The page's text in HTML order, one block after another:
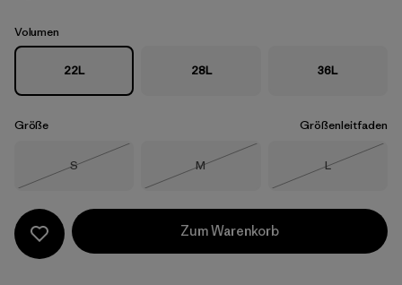
Volumen
22L 28L 36L
Größe Größenleitfaden
Größe
S
Größe
M
Größe
L
Zum Warenkorb